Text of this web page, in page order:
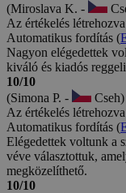
(Miroslava K. -
Az értékelés
Automatikus fordítás (
Nagyon elégedettek
kiváló és kiadós
10/10
(Simona P. -
Cseh)
Az értékelés
Automatikus fordítás (
Elégedettek voltunk a
véve választottuk,
megközelíthető.
10/10